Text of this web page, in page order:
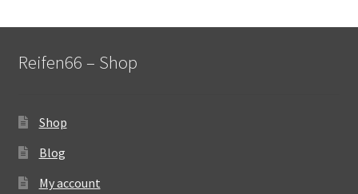
Reifen66 – Shop
Shop
Blog
My account